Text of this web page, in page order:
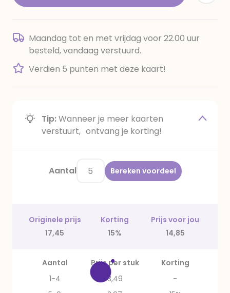
Maandag tot en met vrijdag voor 22.00 uur
besteld, vandaag verstuurd.
Verdien 5 punten met deze kaart!
Tip:Wanneer je meer kaarten
verstuurt, ontvang je korting!
Aantal Bereken voordeel
Originele prijs Korting
Prijs voor jou
17,45
15% 14,85
Aantal Prijs per stuk
Korting
1-4
3,49
-